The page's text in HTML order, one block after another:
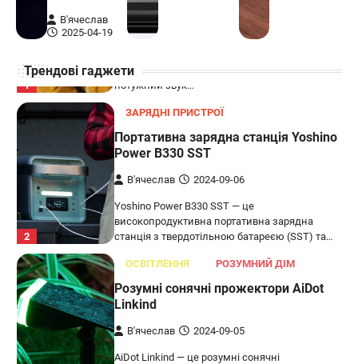
В'ячеслав
2025-04-19
Трендові гаджети
1
В'ячеслав 2024-09-07
бездротова колонка, яка поєднує в собі
потужний звук…
2
ЗАРЯДНІ ПРИСТРОЇ
Портативна зарядна станція Yoshino
Power B330 SST
В'ячеслав 2024-09-06
Yoshino Power B330 SST — це
високопродуктивна портативна зарядна
станція з твердотільною батареєю (SST) та…
ОСВІТЛЕННЯ РОЗУМНИЙ ДІМ
Розумні сонячні прожектори AiDot
Linkind
В'ячеслав 2024-09-05
AiDot Linkind — це розумні сонячні